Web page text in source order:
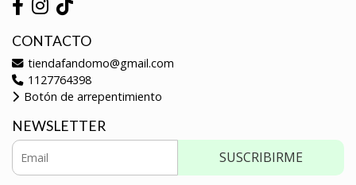
CONTACTO
tiendafandomo@gmail.com
1127764398
Botón de arrepentimiento
NEWSLETTER
SUSCRIBIRME